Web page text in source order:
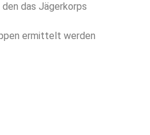
das Jägerkorps
ermittelt werden